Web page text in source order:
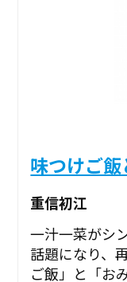
味つけご
重信初江
一汁一菜がシ
話題になり、
ご飯」と「お